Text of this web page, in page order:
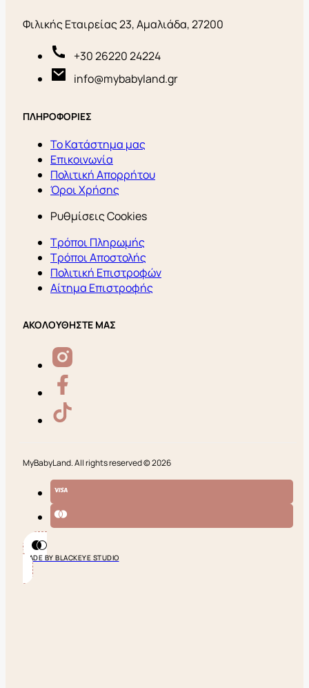
Φιλικής Εταιρείας 23, Αμαλιάδα, 27200
+30 26220 24224
info@mybabyland.gr
ΠΛΗΡΟΦΟΡΙΕΣ
Το Κατάστημα μας
Επικοινωνία
Πολιτική Απορρήτου
Όροι Χρήσης
Ρυθμίσεις Cookies
Τρόποι Πληρωμής
Τρόποι Αποστολής
Πολιτική Επιστροφών
Αίτημα Επιστροφής
ΑΚΟΛΟΥΘΗΣΤΕ ΜΑΣ
MyBabyLand. All rights reserved © 2026
MADE BY BLACKEYE STUDIO